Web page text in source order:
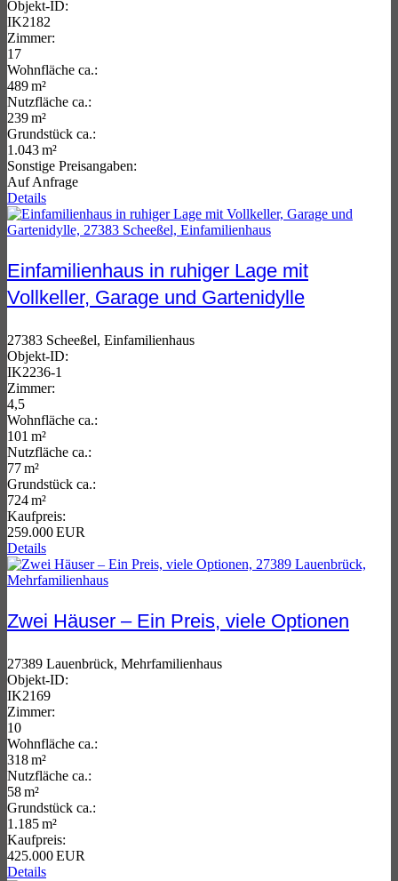
Objekt-ID:
IK2182
Zimmer:
17
Wohnfläche ca.:
489 m²
Nutzfläche ca.:
239 m²
Grund­stück ca.:
1.043 m²
Sonstige Preisangaben:
Auf Anfrage
Details
Einfamilienhaus in ruhiger Lage mit
Vollkeller, Garage und Gartenidylle
27383 Scheeßel, Einfamilienhaus
Objekt-ID:
IK2236-1
Zimmer:
4,5
Wohnfläche ca.:
101 m²
Nutzfläche ca.:
77 m²
Grund­stück ca.:
724 m²
Kaufpreis:
259.000 EUR
Details
Zwei Häuser – Ein Preis, viele Optionen
27389 Lauenbrück, Mehrfamilienhaus
Objekt-ID:
IK2169
Zimmer:
10
Wohnfläche ca.:
318 m²
Nutzfläche ca.:
58 m²
Grund­stück ca.:
1.185 m²
Kaufpreis:
425.000 EUR
Details